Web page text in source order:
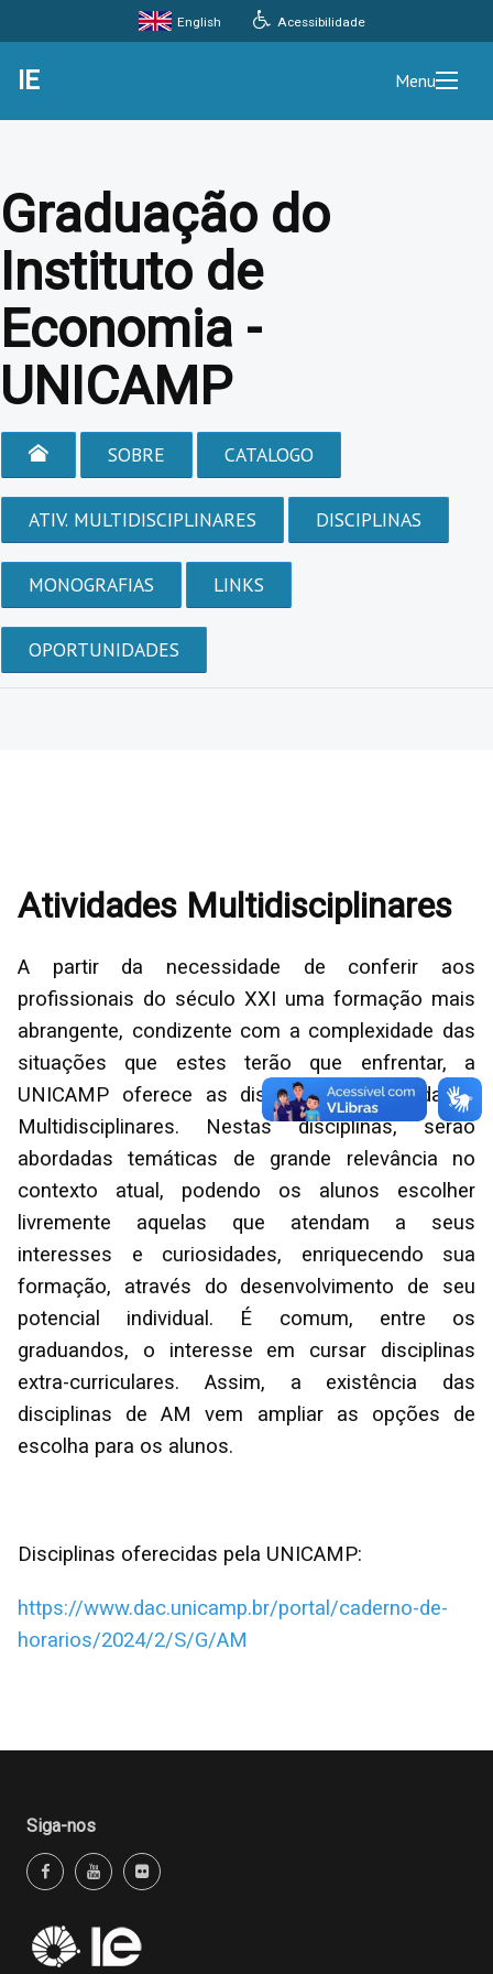
Acessibilidade
English
IE Menu
Graduação do
Instituto de
Economia -
UNICAMP
SOBRE CATALOGO
ATIV. MULTIDISCIPLINARES DISCIPLINAS
MONOGRAFIAS LINKS
OPORTUNIDADES
Atividades Multidisciplinares
A partir da necessidade de conferir aos
profissionais do século XXI uma formação mais
abrangente, condizente com a complexidade das
situações que estes terão que enfrentar, a
UNICAMP oferece as disciplinas de Atividades
Multidisciplinares. Nestas disciplinas, serão
abordadas temáticas de grande relevância no
contexto atual, podendo os alunos escolher
livremente aquelas que atendam a seus
interesses e curiosidades, enriquecendo sua
formação, através do desenvolvimento de seu
potencial individual. É comum, entre os
graduandos, o interesse em cursar disciplinas
extra-curriculares. Assim, a existência das
disciplinas de AM vem ampliar as opções de
escolha para os alunos.
Disciplinas oferecidas pela UNICAMP:
https://www.dac.unicamp.br/portal/caderno-de-
horarios/2024/2/S/G/AM
Siga-nos